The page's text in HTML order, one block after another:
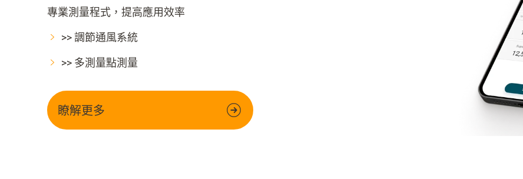
專業測量程式，提高應用效率
>> 調節通風系統
>> 多測量點測量
瞭解更多